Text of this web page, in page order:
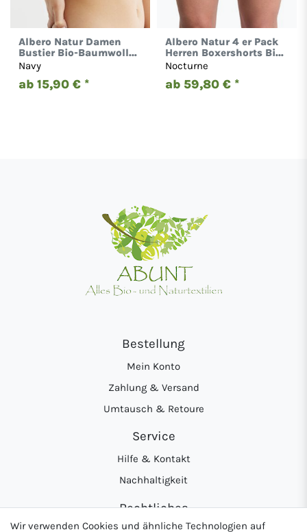
Albero Natur Damen
Bustier Bio-Baumwolle
Sport BH Unterhemd
Gestreift 1511
Navy
ab 15,90 € *
Albero Natur 4 er Pack
Herren Boxershorts Bio-
Baumwolle Locker 2134
Nocturne
ab 59,80 € *
Bestellung
Mein Konto
Zahlung & Versand
Umtausch & Retoure
Service
Hilfe & Kontakt
Nachhaltigkeit
Rechtliches
Wir verwenden Cookies und ähnliche Technologien auf